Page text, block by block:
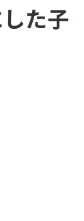
た子